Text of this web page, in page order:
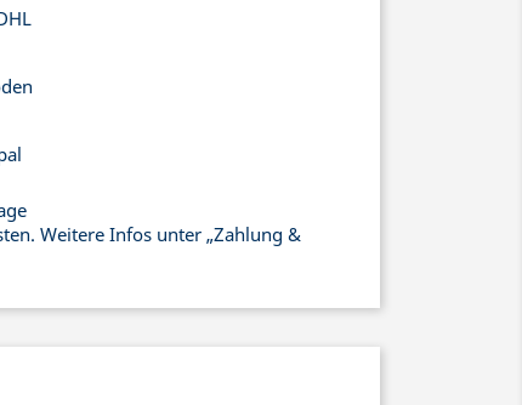
Weitere Infos unter „Zahlung &